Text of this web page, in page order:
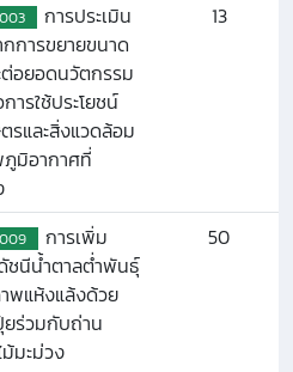
การประเมิน
การขยายขนาด
อยอดนวัตกรรม
ารใช้ประโยชน์
รและสิ่งแวดล้อม
มิอากาศที่
13
การเพิ่ม
ชนีน้ำตาลต่ำพันธุ์
พแห้งแล้งด้วย
ร่วมกับถ่าน
มะม่วง
50